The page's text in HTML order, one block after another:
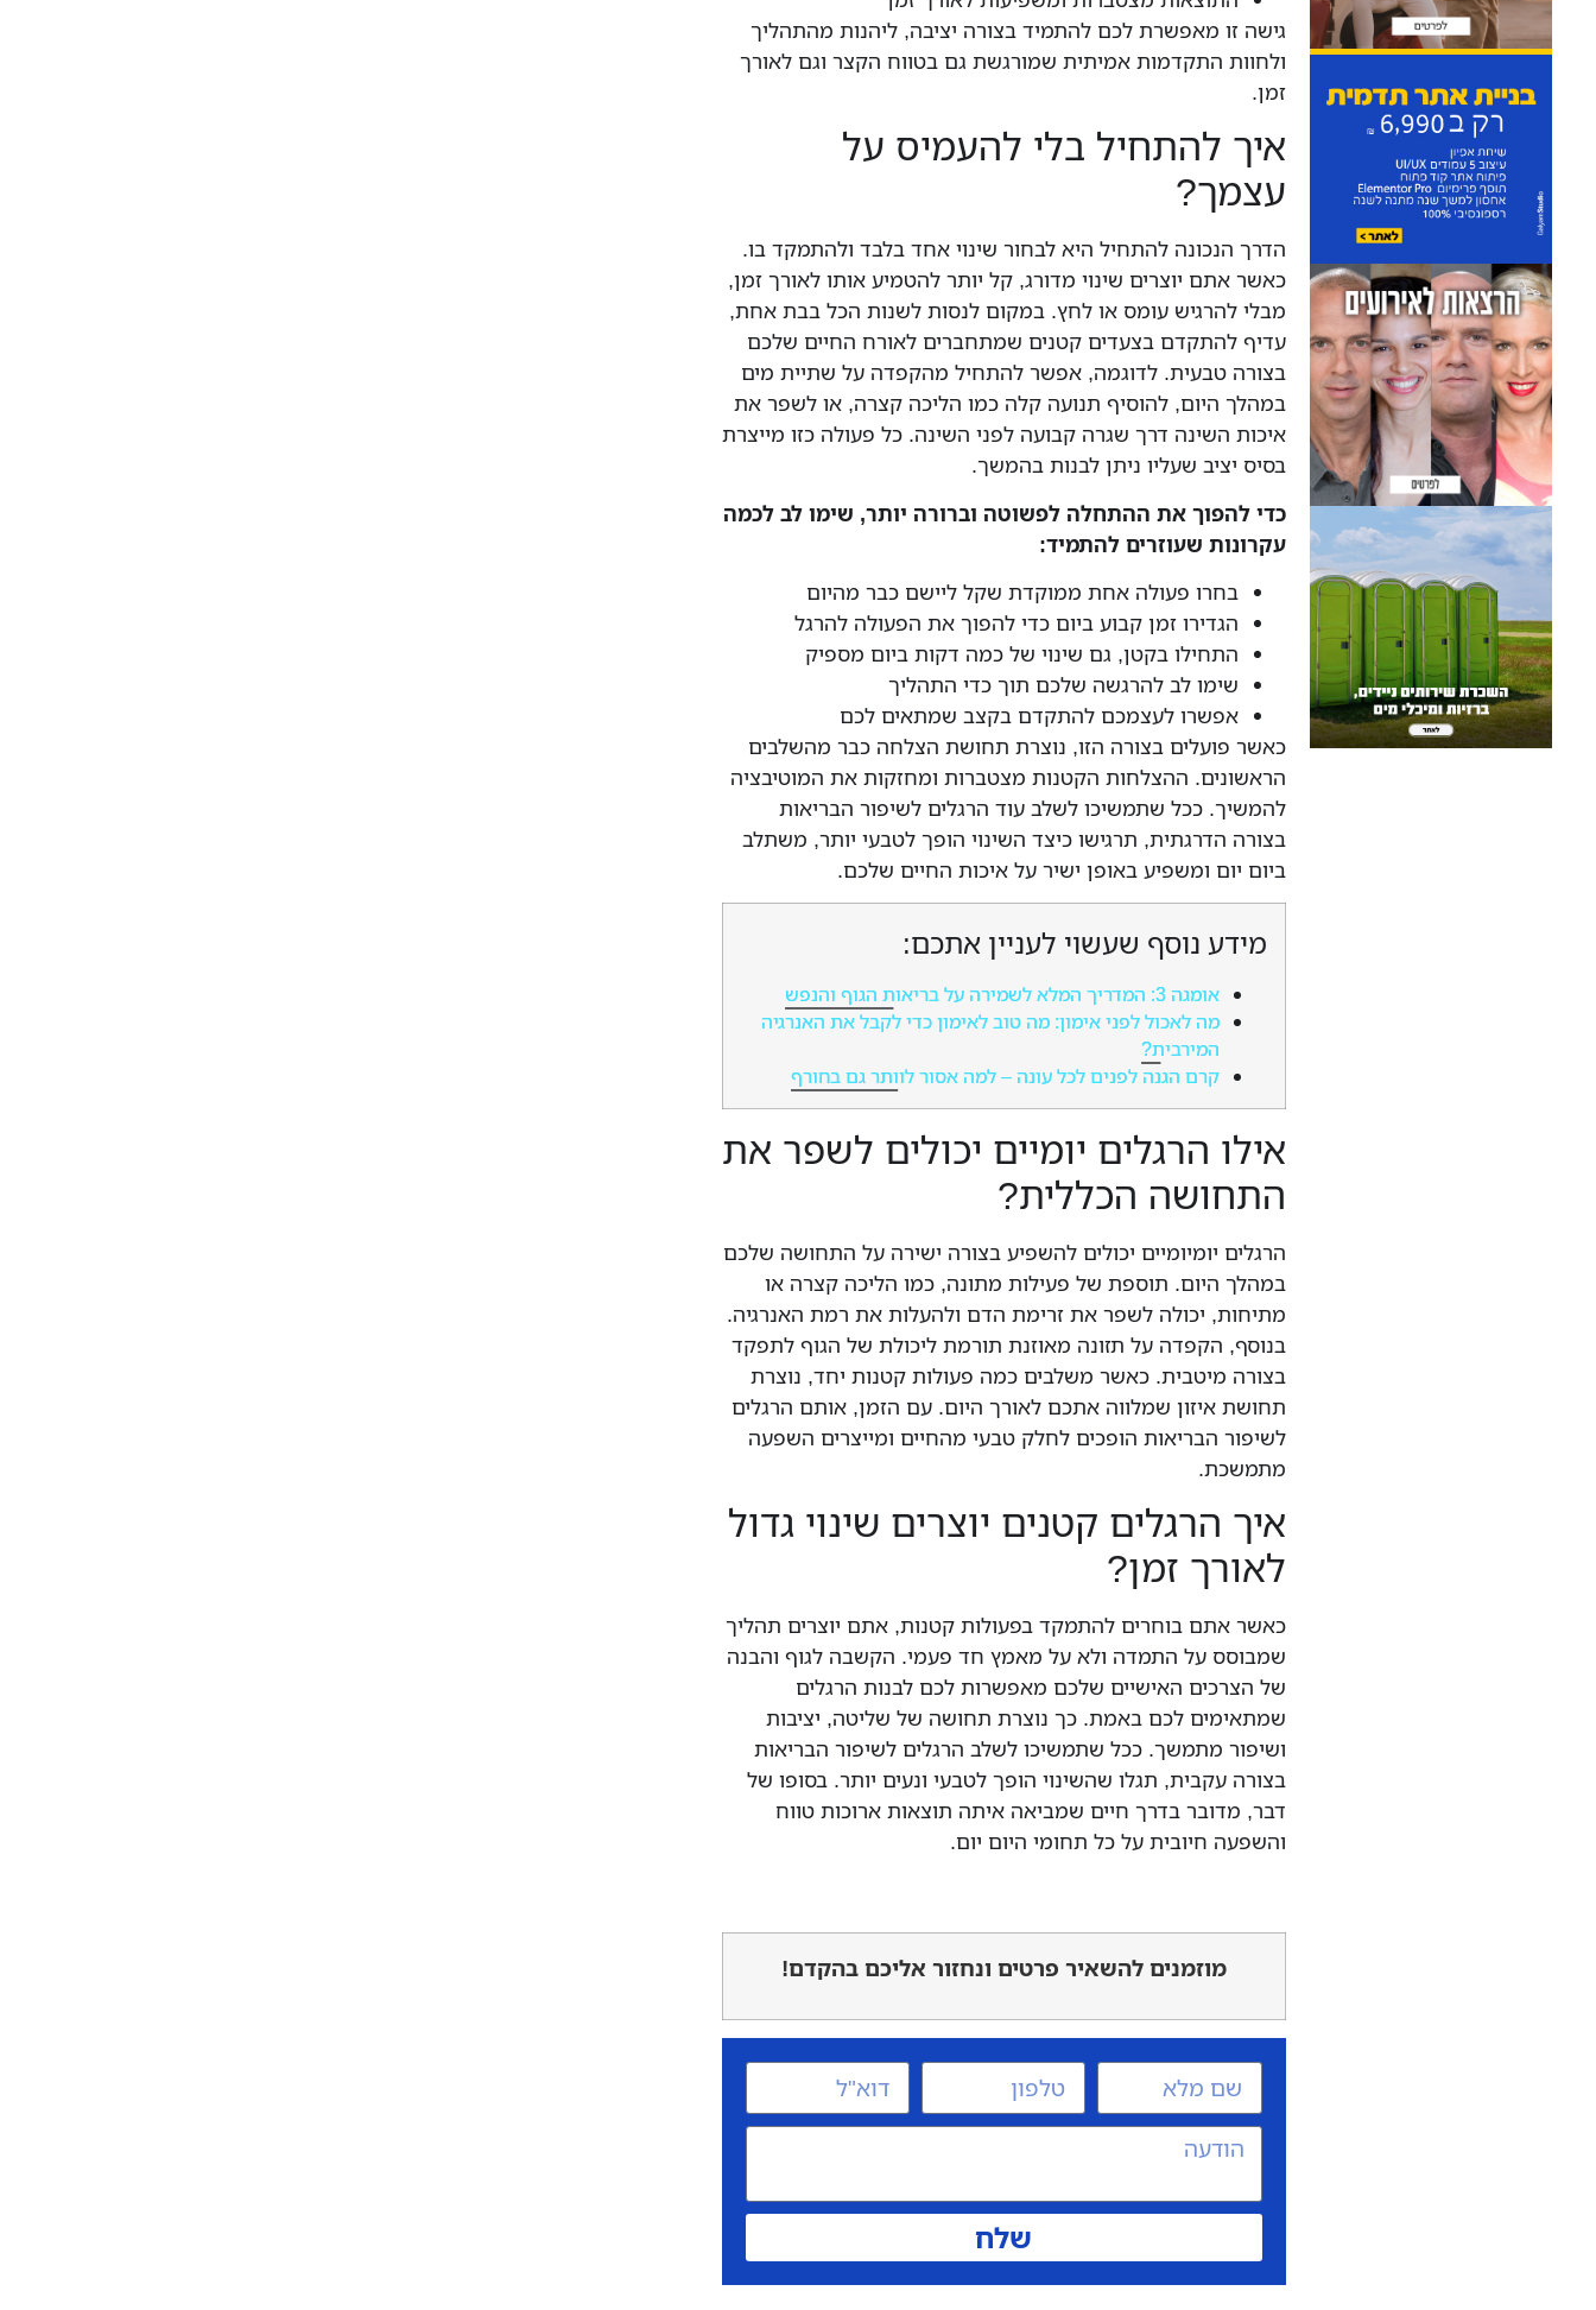
גישה זו מאפשרת לכם להתמיד בצורה יציבה, ליהנות מהתהליך
ולחוות התקדמות אמיתית שמורגשת גם בטווח הקצר וגם לאורך
זמן.
איך להתחיל בלי להעמיס על
עצמך?
הדרך הנכונה להתחיל היא לבחור שינוי אחד בלבד ולהתמקד בו.
כאשר אתם יוצרים שינוי מדורג, קל יותר להטמיע אותו לאורך זמן,
מבלי להרגיש עומס או לחץ. במקום לנסות לשנות הכל בבת אחת,
עדיף להתקדם בצעדים קטנים שמתחברים לאורח החיים שלכם
בצורה טבעית. לדוגמה, אפשר להתחיל מהקפדה על שתיית מים
במהלך היום, להוסיף תנועה קלה כמו הליכה קצרה, או לשפר את
איכות השינה דרך שגרה קבועה לפני השינה. כל פעולה כזו מייצרת
בסיס יציב שעליו ניתן לבנות בהמשך.
כדי להפוך את ההתחלה לפשוטה וברורה יותר, שימו לב לכמה
עקרונות שעוזרים להתמיד:
בחרו פעולה אחת ממוקדת שקל ליישם כבר מהיום
הגדירו זמן קבוע ביום כדי להפוך את הפעולה להרגל
התחילו בקטן, גם שינוי של כמה דקות ביום מספיק
שימו לב להרגשה שלכם תוך כדי התהליך
אפשרו לעצמכם להתקדם בקצב שמתאים לכם
כאשר פועלים בצורה הזו, נוצרת תחושת הצלחה כבר מהשלבים
הראשונים. ההצלחות הקטנות מצטברות ומחזקות את המוטיבציה
להמשיך. ככל שתמשיכו לשלב עוד הרגלים לשיפור הבריאות
בצורה הדרגתית, תרגישו כיצד השינוי הופך לטבעי יותר, משתלב
ביום יום ומשפיע באופן ישיר על איכות החיים שלכם.
מידע נוסף שעשוי לעניין אתכם:
אומגה 3: המדריך המלא לשמירה על בריאות הגוף והנפש
מה לאכול לפני אימון: מה טוב לאימון כדי לקבל את האנרגיה
המירבית?
קרם הגנה לפנים לכל עונה – למה אסור לוותר גם בחורף
אילו הרגלים יומיים יכולים לשפר את
התחושה הכללית?
הרגלים יומיומיים יכולים להשפיע בצורה ישירה על התחושה שלכם
במהלך היום. תוספת של פעילות מתונה, כמו הליכה קצרה או
מתיחות, יכולה לשפר את זרימת הדם ולהעלות את רמת האנרגיה.
בנוסף, הקפדה על תזונה מאוזנת תורמת ליכולת של הגוף לתפקד
בצורה מיטבית. כאשר משלבים כמה פעולות קטנות יחד, נוצרת
תחושת איזון שמלווה אתכם לאורך היום. עם הזמן, אותם הרגלים
לשיפור הבריאות הופכים לחלק טבעי מהחיים ומייצרים השפעה
מתמשכת.
איך הרגלים קטנים יוצרים שינוי גדול
לאורך זמן?
כאשר אתם בוחרים להתמקד בפעולות קטנות, אתם יוצרים תהליך
שמבוסס על התמדה ולא על מאמץ חד פעמי. הקשבה לגוף והבנה
של הצרכים האישיים שלכם מאפשרות לכם לבנות הרגלים
שמתאימים לכם באמת. כך נוצרת תחושה של שליטה, יציבות
ושיפור מתמשך. ככל שתמשיכו לשלב הרגלים לשיפור הבריאות
בצורה עקבית, תגלו שהשינוי הופך לטבעי ונעים יותר. בסופו של
דבר, מדובר בדרך חיים שמביאה איתה תוצאות ארוכות טווח
והשפעה חיובית על כל תחומי היום יום.
מוזמנים להשאיר פרטים ונחזור אליכם בהקדם!
שלח